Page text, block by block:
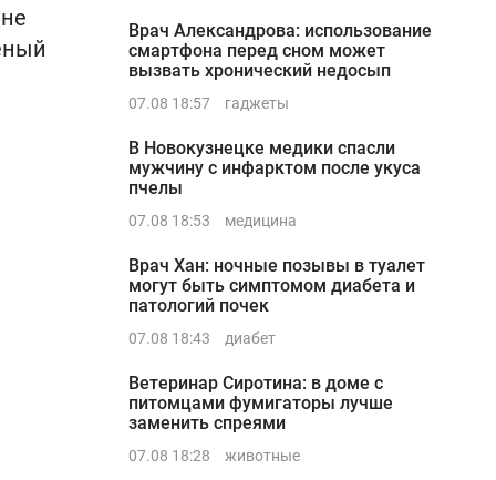
Врач Александрова: использование
смартфона перед сном может
вызвать хронический недосып
07.08 18:57 гаджеты
В Новокузнецке медики спасли
мужчину с инфарктом после укуса
пчелы
07.08 18:53 медицина
Врач Хан: ночные позывы в туалет
могут быть симптомом диабета и
патологий почек
07.08 18:43 диабет
Ветеринар Сиротина: в доме с
питомцами фумигаторы лучше
заменить спреями
07.08 18:28 животные